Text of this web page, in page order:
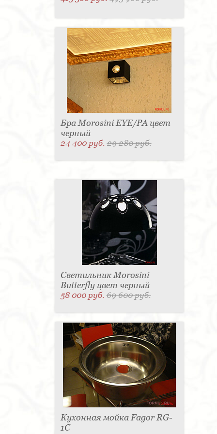
Бра Morosini EYE/PA цвет
черный
24 400 руб.29 280 руб.
Светильник Morosini
Butterfly цвет черный
58 000 руб.69 600 руб.
Кухонная мойка Fagor RG-
1C